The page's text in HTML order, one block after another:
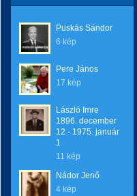
Puskás Sándor
6 kép
Pere János
17 kép
László Imre
1896. december
12 - 1975. január
1
11 kép
Nádor Jenő
4 kép